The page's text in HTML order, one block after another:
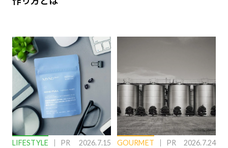
LIFESTYLE PR 2026.7.15 GOURMET PR 2026.7.24